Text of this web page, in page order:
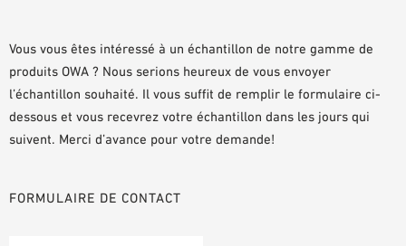
BIBLIOTHÈQUE BIM/REVIT
VIDÉOS
COMMANDE D’ÉCHANTILLONS
Vous vous êtes intéressé à un échantillon de notre gamme de
produits OWA ? Nous serions heureux de vous envoyer
l’échantillon souhaité. Il vous suffit de remplir le formulaire ci-
dessous et vous recevrez votre échantillon dans les jours qui
suivent. Merci d’avance pour votre demande!
FORMULAIRE DE CONTACT